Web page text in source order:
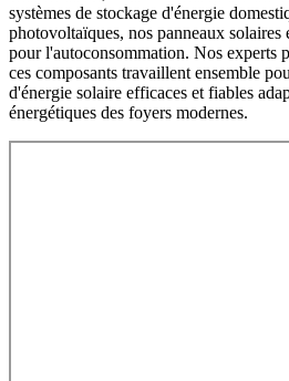
systèmes de stockage d'énergie
photovoltaïques, nos panneaux solaires
pour l'autoconsommation. Nos experts
ces composants travaillent ensemble
d'énergie solaire efficaces et fiables
énergétiques des foyers modernes.